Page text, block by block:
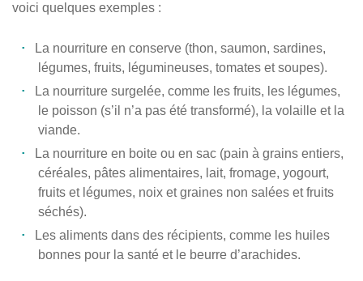
voici quelques exemples :
La nourriture en conserve (thon, saumon, sardines,
légumes, fruits, légumineuses, tomates et soupes).
La nourriture surgelée, comme les fruits, les légumes,
le poisson (s’il n’a pas été transformé), la volaille et la
viande.
La nourriture en boite ou en sac (pain à grains entiers,
céréales, pâtes alimentaires, lait, fromage, yogourt,
fruits et légumes, noix et graines non salées et fruits
séchés).
Les aliments dans des récipients, comme les huiles
bonnes pour la santé et le beurre d’arachides.